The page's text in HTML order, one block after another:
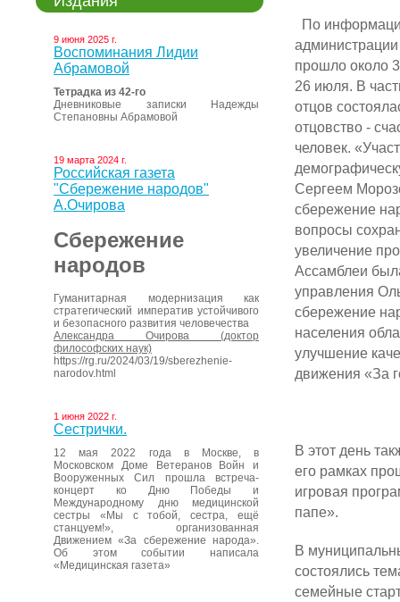
9 июня 2025 г.
Воспоминания Лидии
Абрамовой
Тетрадка из 42-го
Дневниковые записки Надежды
Степановны Абрамовой
19 марта 2024 г.
Российская газета
"Сбережение народов"
А.Очирова
Сбережение
народов
Гуманитарная модернизация как
стратегический императив устойчивого
и безопасного развития человечества
Александра Очирова (доктор
философских наук)
https://rg.ru/2024/03/19/sberezhenie-
narodov.html
1 июня 2022 г.
Сестрички.
12 мая 2022 года в Москве, в
Московском Доме Ветеранов Войн и
Вооруженных Сил прошла встреча-
концерт ко Дню Победы и
Международному дню медицинской
сестры «Мы с тобой, сестра, ещё
станцуем!», организованная
Движением «За сбережение народа».
Об этом событии написала
«Медицинская газета»
По
администрации
прошло около
26 июля. В
отцов
отцовство -
человек.
Сергеем
сбережение
вопросы
увеличение
Ассамблеи
управления
сбережение
населения
улучшение
движения «За
В этот день
его рамках
игровая
папе».
В
состоялись
семейные